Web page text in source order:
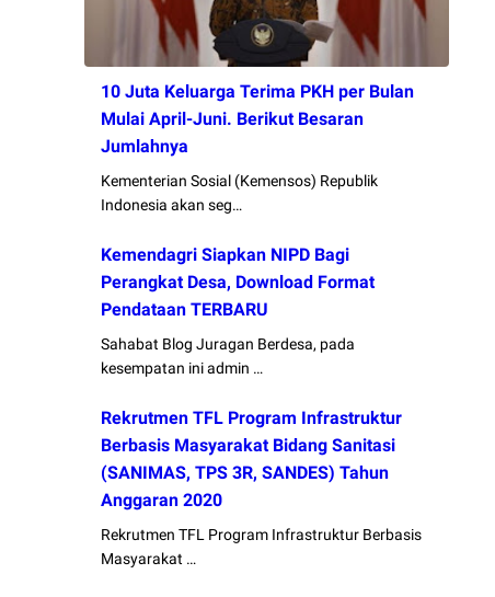
10 Juta Keluarga Terima PKH per Bulan
Mulai April-Juni. Berikut Besaran
Jumlahnya
Kementerian Sosial (Kemensos) Republik
Indonesia akan seg…
Kemendagri Siapkan NIPD Bagi
Perangkat Desa, Download Format
Pendataan TERBARU
Sahabat Blog Juragan Berdesa, pada
kesempatan ini admin …
Rekrutmen TFL Program Infrastruktur
Berbasis Masyarakat Bidang Sanitasi
(SANIMAS, TPS 3R, SANDES) Tahun
Anggaran 2020
Rekrutmen TFL Program Infrastruktur Berbasis
Masyarakat …